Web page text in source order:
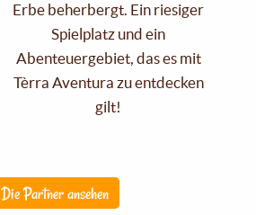
Erbe beherbergt. Ein riesiger
Spielplatz und ein
Abenteuergebiet, das es mit
Tèrra Aventura zu entdecken
gilt!
Die Partner ansehen